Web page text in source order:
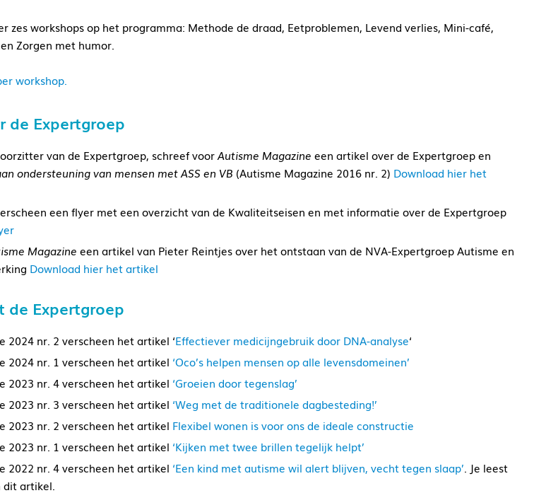
zes workshops op het programma: Methode de draad, Eetproblemen, Levend verlies, Mini-café,
Zorgen met humor.
workshop.
de Expertgroep
van de Expertgroep, schreef voorAutisme Magazine een artikel over de Expertgroep en
ondersteuning van mensen met ASS en VB (Autisme Magazine 2016 nr. 2) Download hier het
een flyer met een overzicht van de Kwaliteitseisen en met informatie over de Expertgroep
Magazine een artikel van Pieter Reintjes over het ontstaan van de NVA-Expertgroep Autisme en
Download hier het artikel
de Expertgroep
2024 nr. 2 verscheen het artikel ‘Effectiever medicijngebruik door DNA-analyse‘
2024 nr. 1 verscheen het artikel ‘Oco’s helpen mensen op alle levensdomeinen’
2023 nr. 4 verscheen het artikel ‘Groeien door tegenslag’
2023 nr. 3 verscheen het artikel ‘Weg met de traditionele dagbesteding!’
2023 nr. 2 verscheen het artikel Flexibel wonen is voor ons de ideale constructie
2023 nr. 1 verscheen het artikel ‘Kijken met twee brillen tegelijk helpt’
2022 nr. 4 verscheen het artikel ‘Een kind met autisme wil alert blijven, vecht tegen slaap’. Je leest
dit artikel.